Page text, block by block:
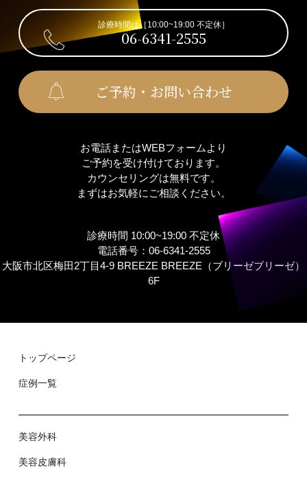
診療時間は［10:00~19:00 不定休］
06-6341-2555
ご予約・お問い合わせ
お電話またはWEBフォームより
ご予約を受け付けております。
カウンセリングは無料です。
まずはお気軽にご相談ください。
診療時間 10:00~19:00 不定休
電話番号：06-6341-2555
大阪市北区梅田2丁目4-9 BREEZE BREEZE（ブリーゼブリーゼ）
6F
トップページ
症例⼀覧
美容外科
美容⽪膚科